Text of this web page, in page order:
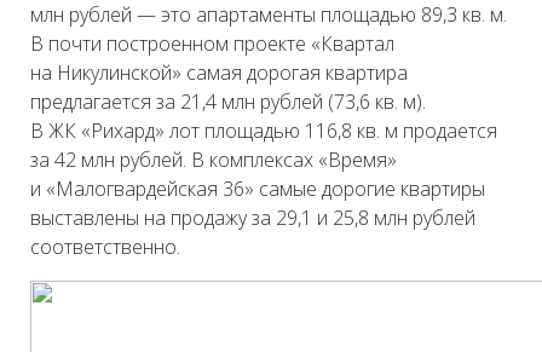
млн рублей — это апартаменты площадью 89,3 кв. м.
В почти построенном проекте «Квартал
на Никулинской» самая дорогая квартира
предлагается за 21,4 млн рублей (73,6 кв. м).
В ЖК «Рихард» лот площадью 116,8 кв. м продается
за 42 млн рублей. В комплексах «Время»
и «Малогвардейская 36» самые дорогие квартиры
выставлены на продажу за 29,1 и 25,8 млн рублей
соответственно.